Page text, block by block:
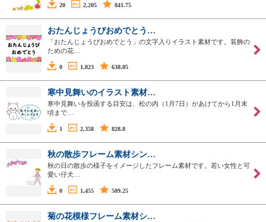
20 2,205 841.75
おたんじょうびおめでとう…
「おたんじょうびおめでとう」の文字入りイラスト素材です。装飾の
ための花…
0 1,823 638.05
寒中見舞いのイラスト素材…
寒中見舞いを投函する目安は、松の内（1月7日）があけてから1月末
頃まで…
1 2,358 828.8
秋の散歩フレーム素材シン…
秋の日の散歩の様子をイメージしたフレーム素材です。若い女性と可
愛い仔犬…
0 1,455 509.25
菊の花模様フレーム素材シ…